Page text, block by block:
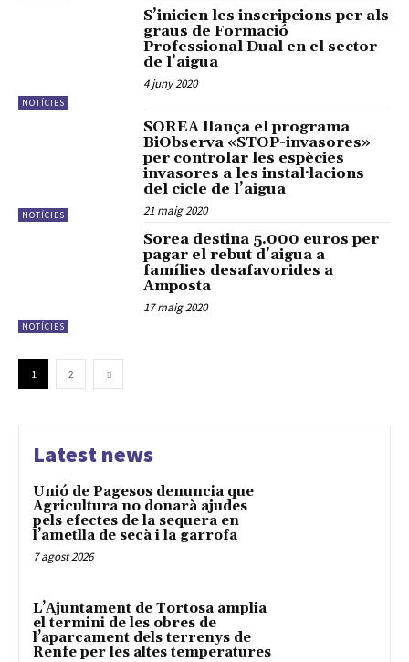
NOTÍCIES
S’inicien les inscripcions per als
graus de Formació
Professional Dual en el sector
de l’aigua
4 juny 2020
NOTÍCIES
SOREA llança el programa
BiObserva «STOP-invasores»
per controlar les espècies
invasores a les instal·lacions
del cicle de l’aigua
21 maig 2020
NOTÍCIES
Sorea destina 5.000 euros per
pagar el rebut d’aigua a
famílies desafavorides a
Amposta
17 maig 2020
1 2
Latest news
Unió de Pagesos denuncia que
Agricultura no donarà ajudes
pels efectes de la sequera en
l’ametlla de secà i la garrofa
7 agost 2026
L’Ajuntament de Tortosa amplia
el termini de les obres de
l’aparcament dels terrenys de
Renfe per les altes temperatures